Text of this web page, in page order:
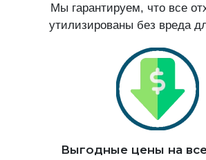
Мы гарантируем, что все
утилизированы без вреда
Выгодные цены на